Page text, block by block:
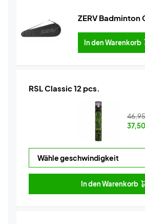
ZERV Badminton
In den Warenkorb
RSL Classic 12 pcs.
37,50
In den Warenkorb